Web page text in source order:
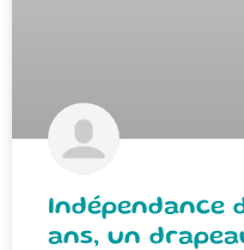
Indépendance
ans, un